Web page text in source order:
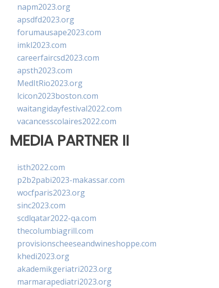
napm2023.org
apsdfd2023.org
forumausape2023.com
imkl2023.com
careerfaircsd2023.com
apsth2023.com
MedItRio2023.org
lcicon2023boston.com
waitangidayfestival2022.com
vacancesscolaires2022.com
MEDIA PARTNER II
isth2022.com
p2b2pabi2023-makassar.com
wocfparis2023.org
sinc2023.com
scdlqatar2022-qa.com
thecolumbiagrill.com
provisionscheeseandwineshoppe.com
khedi2023.org
akademikgeriatri2023.org
marmarapediatri2023.org